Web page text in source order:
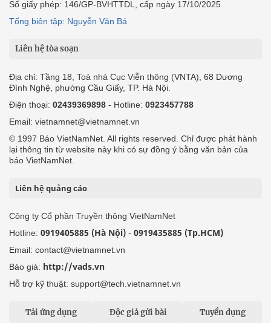
Số giấy phép: 146/GP-BVHTTDL, cấp ngày 17/10/2025
Tổng biên tập: Nguyễn Văn Bá
Liên hệ tòa soạn
Địa chỉ: Tầng 18, Toà nhà Cục Viễn thông (VNTA), 68 Dương
Đình Nghệ, phường Cầu Giấy, TP. Hà Nội.
Điện thoại: 02439369898 - Hotline: 0923457788
Email: vietnamnet@vietnamnet.vn
© 1997 Báo VietNamNet. All rights reserved. Chỉ được phát hành
lại thông tin từ website này khi có sự đồng ý bằng văn bản của
báo VietNamNet.
Liên hệ quảng cáo
Công ty Cổ phần Truyền thông VietNamNet
Hotline: 0919405885 (Hà Nội) - 0919435885 (Tp.HCM)
Email: contact@vietnamnet.vn
Báo giá: http://vads.vn
Hỗ trợ kỹ thuật: support@tech.vietnamnet.vn
Tải ứng dụng Độc giả gửi bài Tuyển dụng